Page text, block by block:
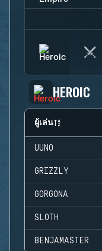
HEROIC
ผู้เล่น
UUNO
GRIZZLY
GORGONA
SLOTH
BENJAMASTER